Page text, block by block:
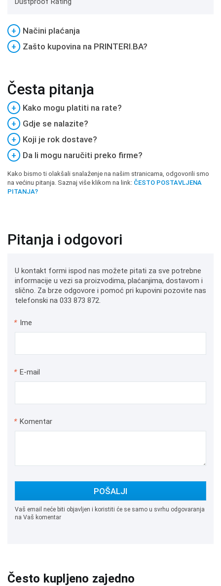
+
Načini plaćanja
+
Zašto kupovina na PRINTERI.BA?
Česta pitanja
+
Kako mogu platiti na rate?
+
Gdje se nalazite?
+
Koji je rok dostave?
+
Da li mogu naručiti preko firme?
Kako bismo ti olakšali snalaženje na našim stranicama, odgovorili smo
na većinu pitanja. Saznaj više klikom na link: ČESTO POSTAVLJENA
PITANJA?
Pitanja i odgovori
U kontakt formi ispod nas možete pitati za sve potrebne
informacije u vezi sa proizvodima, plaćanjima, dostavom i
slično. Za brze odgovore i pomoć pri kupovini pozovite nas
telefonski na 033 873 872.
* Ime
* E-mail
* Komentar
POŠALJI
Vaš email neće biti objavljen i koristiti će se samo u svrhu odgovaranja
na Vaš komentar
Često kupljeno zajedno